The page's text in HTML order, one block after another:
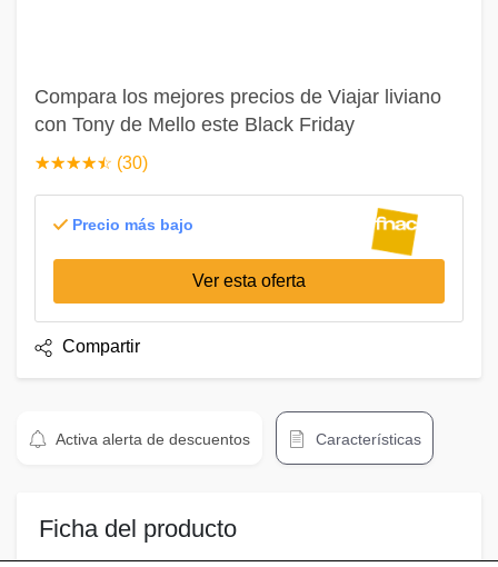
Compara los mejores precios de Viajar liviano
con Tony de Mello este Black Friday
☆☆☆☆☆
★★★★★ (30)
Precio más bajo
Ver esta oferta
Compartir
Activa alerta de descuentos Características
Ficha del producto